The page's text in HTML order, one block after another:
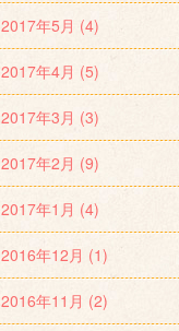
2017年5月 (4)
2017年4月 (5)
2017年3月 (3)
2017年2月 (9)
2017年1月 (4)
2016年12月 (1)
2016年11月 (2)